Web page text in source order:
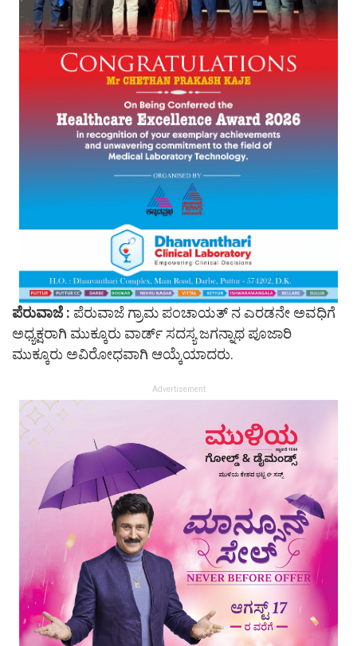
ಪೆರುವಾಜೆ : ಪೆರುವಾಜೆ ಗ್ರಾಮ ಪಂಚಾಯತ್ ನ ಎರಡನೇ ಅವಧಿಗೆ
ಅಧ್ಯಕ್ಷರಾಗಿ ಮುಕ್ಕೂರು ವಾರ್ಡ್ ಸದಸ್ಯ ಜಗನ್ನಾಥ ಪೂಜಾರಿ
ಮುಕ್ಕೂರು ಅವಿರೋಧವಾಗಿ ಆಯ್ಕೆಯಾದರು.
Advertisement